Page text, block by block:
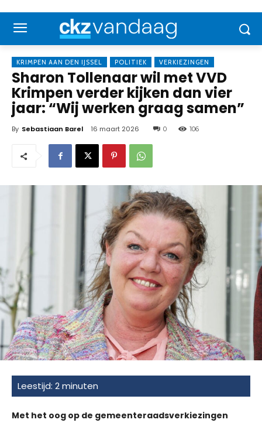
KRIMPEN AAN DEN IJSSEL POLITIEK VERKIEZINGEN
Sharon Tollenaar wil met VVD
Krimpen verder kijken dan vier
jaar: “Wij werken graag samen”
By Sebastiaan Barel 16 maart 2026 0 106
Met het oog op de gemeenteraadsverkiezingen